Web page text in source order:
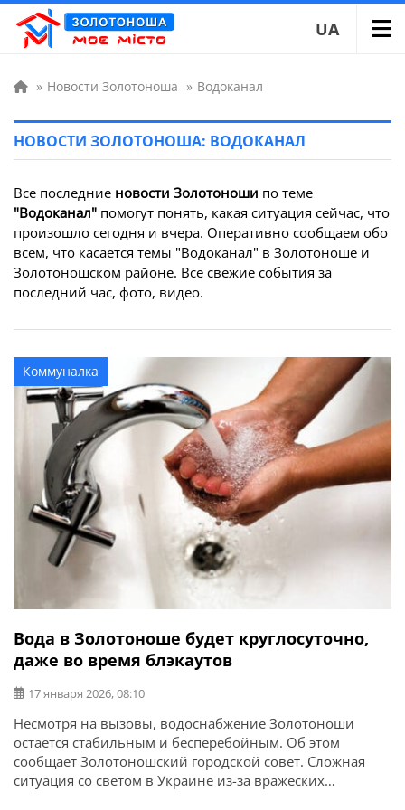
UA
» Новости Золотоноша » Водоканал
НОВОСТИ ЗОЛОТОНОША: ВОДОКАНАЛ
Все последние новости Золотоноши по теме
"Водоканал" помогут понять, какая ситуация сейчас, что
произошло сегодня и вчера. Оперативно сообщаем обо
всем, что касается темы "Водоканал" в Золотоноше и
Золотоношском районе. Все свежие события за
последний час, фото, видео.
Коммуналка
Вода в Золотоноше будет круглосуточно,
даже во время блэкаутов
17 января 2026, 08:10
Несмотря на вызовы, водоснабжение Золотоноши
остается стабильным и бесперебойным. Об этом
сообщает Золотоношский городской совет. Сложная
ситуация со светом в Украине из-за вражеских